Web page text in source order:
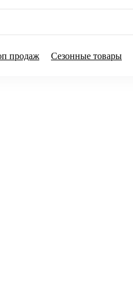
продаж Сезонные товары